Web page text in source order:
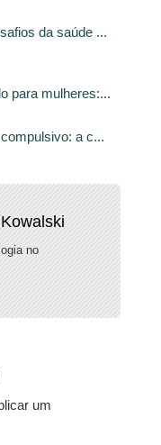
da saúde ...
para mulheres:...
a c...
no
um